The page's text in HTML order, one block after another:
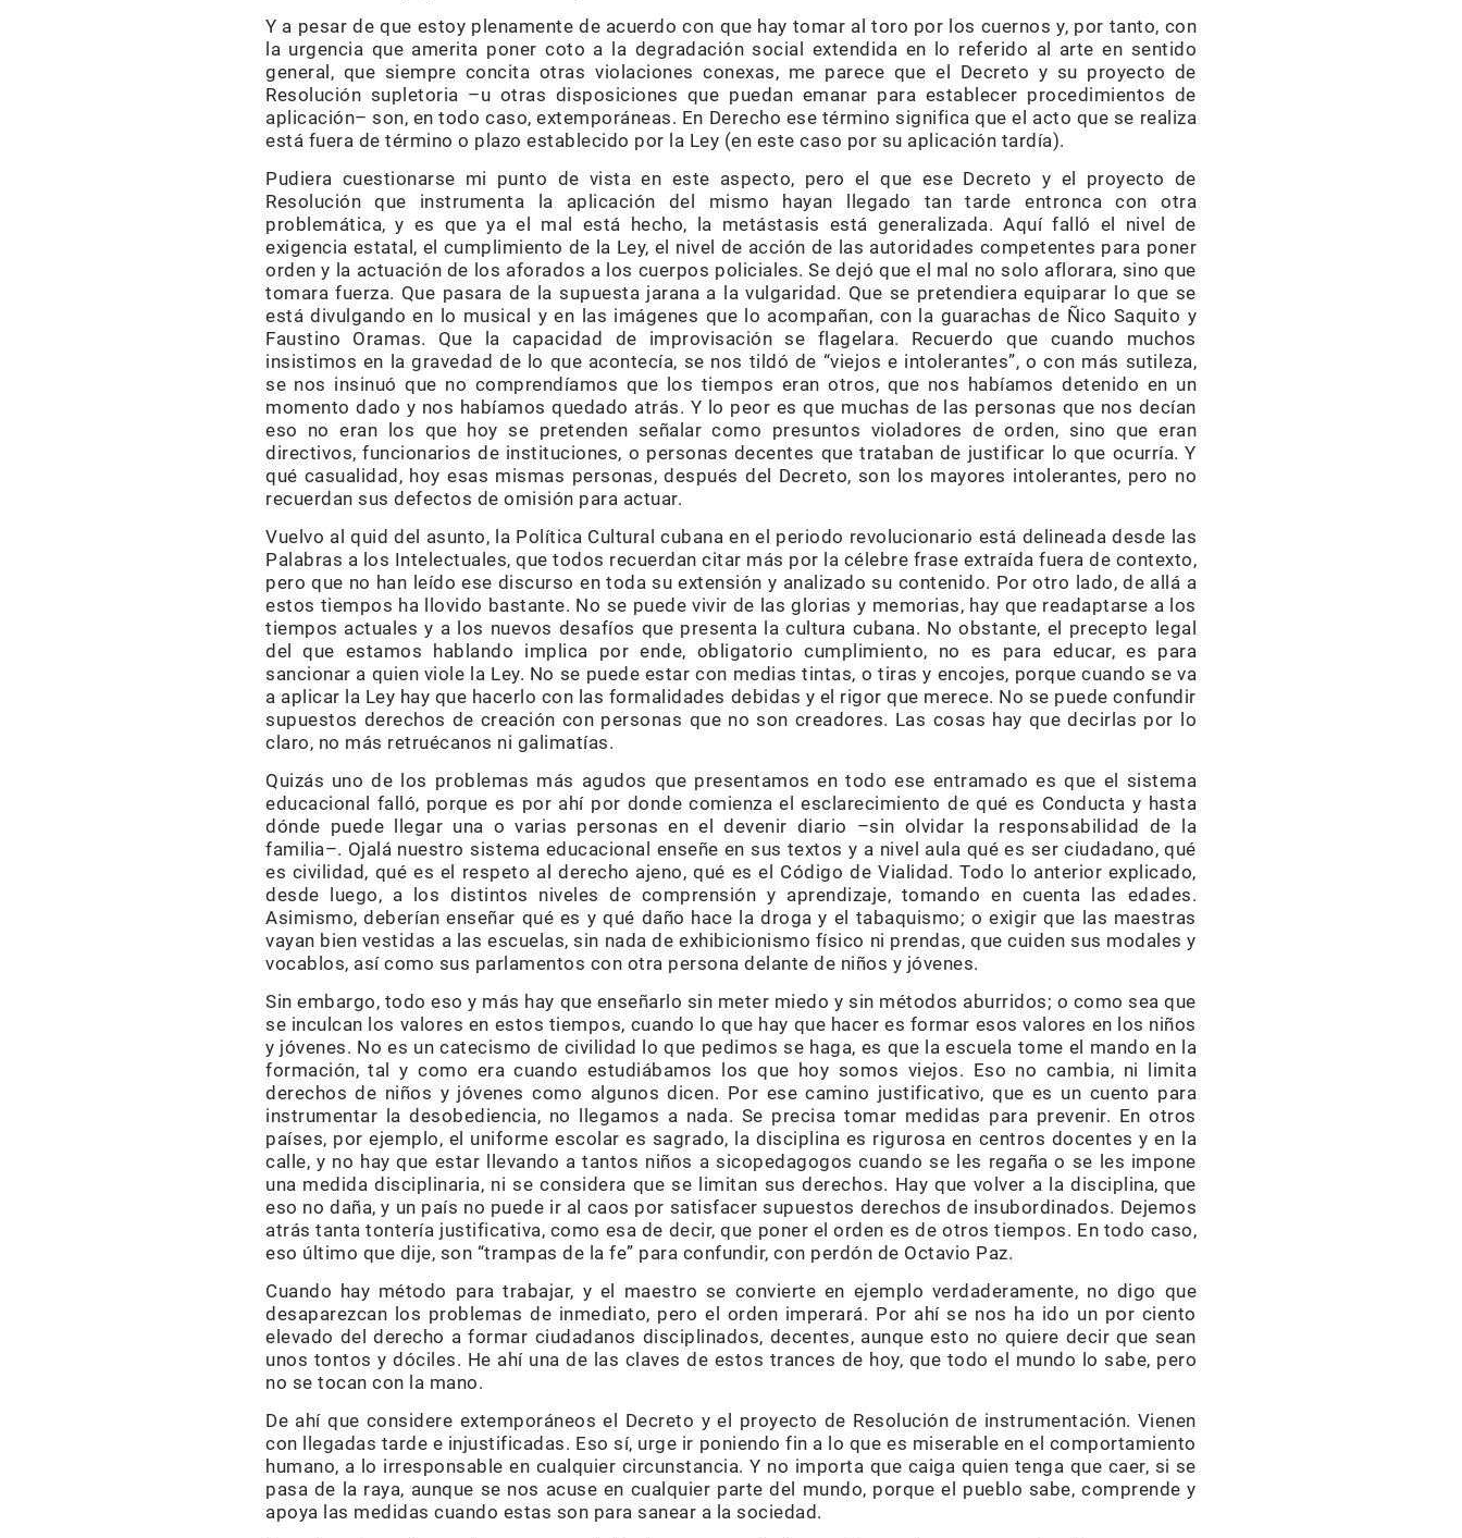
Y a pesar de que estoy plenamente de acuerdo con que hay tomar al toro por los cuernos y, por tanto, con
la urgencia que amerita poner coto a la degradación social extendida en lo referido al arte en sentido
general, que siempre concita otras violaciones conexas, me parece que el Decreto y su proyecto de
Resolución supletoria –u otras disposiciones que puedan emanar para establecer procedimientos de
aplicación– son, en todo caso, extemporáneas. En Derecho ese término significa que el acto que se realiza
está fuera de término o plazo establecido por la Ley (en este caso por su aplicación tardía).
Pudiera cuestionarse mi punto de vista en este aspecto, pero el que ese Decreto y el proyecto de
Resolución que instrumenta la aplicación del mismo hayan llegado tan tarde entronca con otra
problemática, y es que ya el mal está hecho, la metástasis está generalizada. Aquí falló el nivel de
exigencia estatal, el cumplimiento de la Ley, el nivel de acción de las autoridades competentes para poner
orden y la actuación de los aforados a los cuerpos policiales. Se dejó que el mal no solo aflorara, sino que
tomara fuerza. Que pasara de la supuesta jarana a la vulgaridad. Que se pretendiera equiparar lo que se
está divulgando en lo musical y en las imágenes que lo acompañan, con la guarachas de Ñico Saquito y
Faustino Oramas. Que la capacidad de improvisación se flagelara. Recuerdo que cuando muchos
insistimos en la gravedad de lo que acontecía, se nos tildó de “viejos e intolerantes”, o con más sutileza,
se nos insinuó que no comprendíamos que los tiempos eran otros, que nos habíamos detenido en un
momento dado y nos habíamos quedado atrás. Y lo peor es que muchas de las personas que nos decían
eso no eran los que hoy se pretenden señalar como presuntos violadores de orden, sino que eran
directivos, funcionarios de instituciones, o personas decentes que trataban de justificar lo que ocurría. Y
qué casualidad, hoy esas mismas personas, después del Decreto, son los mayores intolerantes, pero no
recuerdan sus defectos de omisión para actuar.
Vuelvo al quid del asunto, la Política Cultural cubana en el periodo revolucionario está delineada desde las
Palabras a los Intelectuales, que todos recuerdan citar más por la célebre frase extraída fuera de contexto,
pero que no han leído ese discurso en toda su extensión y analizado su contenido. Por otro lado, de allá a
estos tiempos ha llovido bastante. No se puede vivir de las glorias y memorias, hay que readaptarse a los
tiempos actuales y a los nuevos desafíos que presenta la cultura cubana. No obstante, el precepto legal
del que estamos hablando implica por ende, obligatorio cumplimiento, no es para educar, es para
sancionar a quien viole la Ley. No se puede estar con medias tintas, o tiras y encojes, porque cuando se va
a aplicar la Ley hay que hacerlo con las formalidades debidas y el rigor que merece. No se puede confundir
supuestos derechos de creación con personas que no son creadores. Las cosas hay que decirlas por lo
claro, no más retruécanos ni galimatías.
Quizás uno de los problemas más agudos que presentamos en todo ese entramado es que el sistema
educacional falló, porque es por ahí por donde comienza el esclarecimiento de qué es Conducta y hasta
dónde puede llegar una o varias personas en el devenir diario –sin olvidar la responsabilidad de la
familia–. Ojalá nuestro sistema educacional enseñe en sus textos y a nivel aula qué es ser ciudadano, qué
es civilidad, qué es el respeto al derecho ajeno, qué es el Código de Vialidad. Todo lo anterior explicado,
desde luego, a los distintos niveles de comprensión y aprendizaje, tomando en cuenta las edades.
Asimismo, deberían enseñar qué es y qué daño hace la droga y el tabaquismo; o exigir que las maestras
vayan bien vestidas a las escuelas, sin nada de exhibicionismo físico ni prendas, que cuiden sus modales y
vocablos, así como sus parlamentos con otra persona delante de niños y jóvenes.
Sin embargo, todo eso y más hay que enseñarlo sin meter miedo y sin métodos aburridos; o como sea que
se inculcan los valores en estos tiempos, cuando lo que hay que hacer es formar esos valores en los niños
y jóvenes. No es un catecismo de civilidad lo que pedimos se haga, es que la escuela tome el mando en la
formación, tal y como era cuando estudiábamos los que hoy somos viejos. Eso no cambia, ni limita
derechos de niños y jóvenes como algunos dicen. Por ese camino justificativo, que es un cuento para
instrumentar la desobediencia, no llegamos a nada. Se precisa tomar medidas para prevenir. En otros
países, por ejemplo, el uniforme escolar es sagrado, la disciplina es rigurosa en centros docentes y en la
calle, y no hay que estar llevando a tantos niños a sicopedagogos cuando se les regaña o se les impone
una medida disciplinaria, ni se considera que se limitan sus derechos. Hay que volver a la disciplina, que
eso no daña, y un país no puede ir al caos por satisfacer supuestos derechos de insubordinados. Dejemos
atrás tanta tontería justificativa, como esa de decir, que poner el orden es de otros tiempos. En todo caso,
eso último que dije, son “trampas de la fe” para confundir, con perdón de Octavio Paz.
Cuando hay método para trabajar, y el maestro se convierte en ejemplo verdaderamente, no digo que
desaparezcan los problemas de inmediato, pero el orden imperará. Por ahí se nos ha ido un por ciento
elevado del derecho a formar ciudadanos disciplinados, decentes, aunque esto no quiere decir que sean
unos tontos y dóciles. He ahí una de las claves de estos trances de hoy, que todo el mundo lo sabe, pero
no se tocan con la mano.
De ahí que considere extemporáneos el Decreto y el proyecto de Resolución de instrumentación. Vienen
con llegadas tarde e injustificadas. Eso sí, urge ir poniendo fin a lo que es miserable en el comportamiento
humano, a lo irresponsable en cualquier circunstancia. Y no importa que caiga quien tenga que caer, si se
pasa de la raya, aunque se nos acuse en cualquier parte del mundo, porque el pueblo sabe, comprende y
apoya las medidas cuando estas son para sanear a la sociedad.